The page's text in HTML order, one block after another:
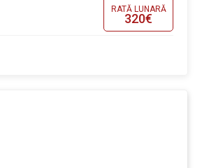
RATĂ LUNARĂ
320€